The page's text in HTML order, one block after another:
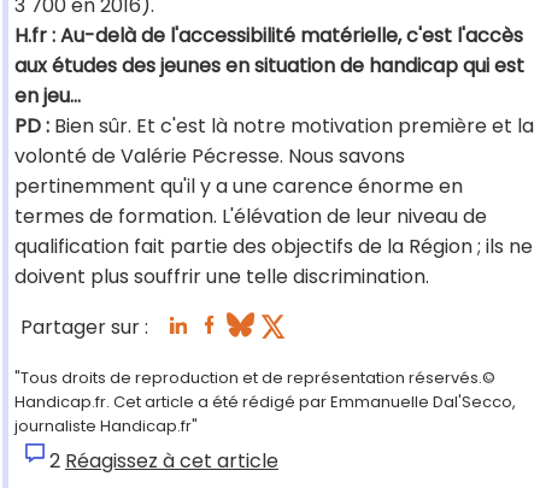
H.fr : Au-delà de l'accessibilité matérielle, c'est l'accès
aux études des jeunes en situation de handicap qui est
en jeu…
PD : Bien sûr. Et c'est là notre motivation première et la
volonté de Valérie Pécresse. Nous savons
pertinemment qu'il y a une carence énorme en
termes de formation. L'élévation de leur niveau de
qualification fait partie des objectifs de la Région ; ils ne
doivent plus souffrir une telle discrimination.
Partager sur :
"Tous droits de reproduction et de représentation réservés.©
Handicap.fr. Cet article a été rédigé par Emmanuelle Dal'Secco,
journaliste Handicap.fr"
2 Réagissez à cet article